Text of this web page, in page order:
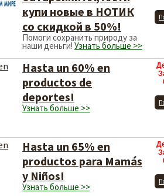
купи новые в НОТИК
со скидкой в 50%!
Помоги сохранить природу за
наши деньги! Узнать больше >>
Hasta un 60% en
productos de
deportes!
Узнать больше >>
Hasta un 65% en
productos para Mamás
y Niños!
Узнать больше >>